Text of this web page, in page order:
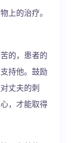
上的治疗。
的，患者的
持他。鼓励
丈夫的刺
，才能取得